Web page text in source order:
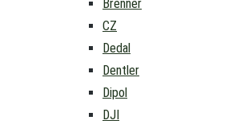
Brenner
CZ
Dedal
Dentler
Dipol
DJI